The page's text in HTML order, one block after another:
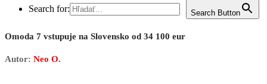
Search for:
Search Button
Omoda 7 vstupuje na Slovensko od 34 100 eur
Autor: Neo O.